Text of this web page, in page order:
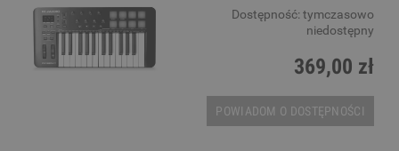
Dostępność: tymczasowo
niedostępny
369,00 zł
POWIADOM O DOSTĘPNOŚCI